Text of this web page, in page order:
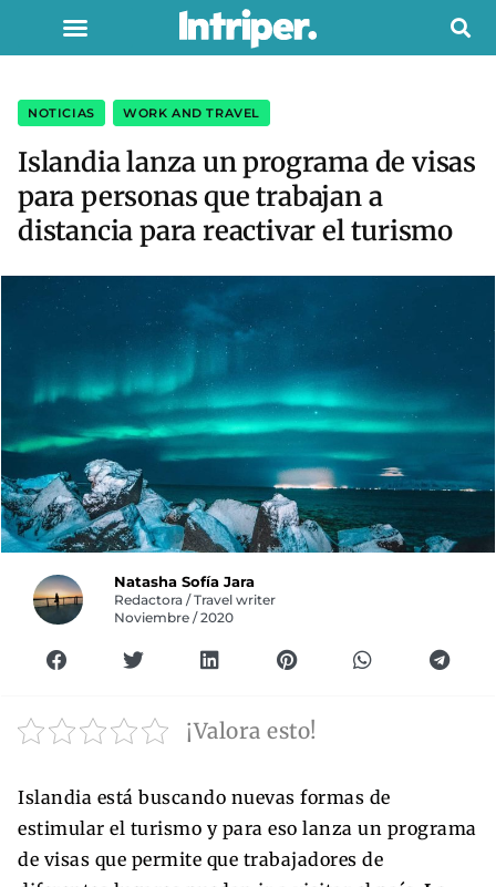
NOTICIAS WORK AND TRAVEL
Islandia lanza un programa de visas
para personas que trabajan a
distancia para reactivar el turismo
Natasha Sofía Jara
Redactora / Travel writer
Noviembre / 2020
¡Valora esto!
Islandia está buscando nuevas formas de
estimular el turismo y para eso lanza un programa
de visas que permite que trabajadores de